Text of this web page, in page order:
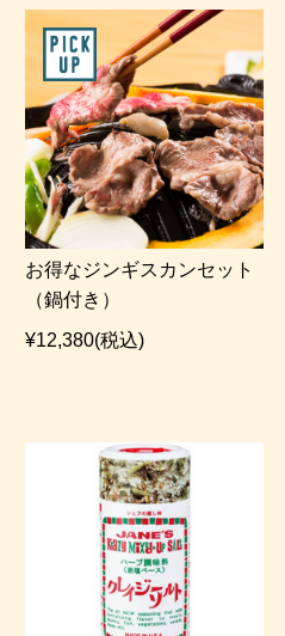
お得なジンギスカンセット
（鍋付き）
¥12,380(税込)